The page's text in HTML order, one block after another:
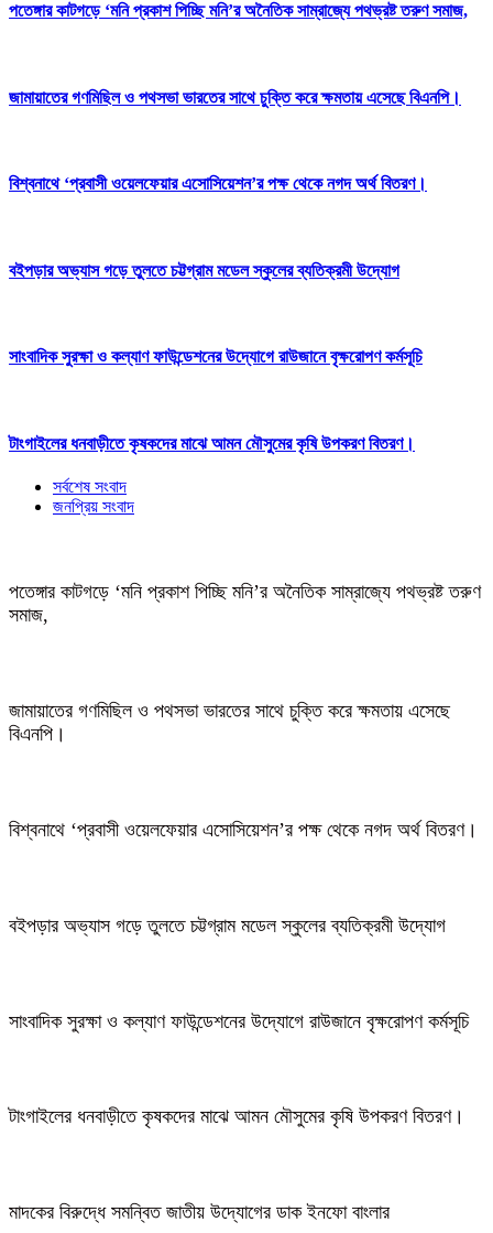
পতেঙ্গার কাটগড়ে ‘মনি প্রকাশ পিচ্ছি মনি’র অনৈতিক সাম্রাজ্যে পথভ্রষ্ট তরুণ সমাজ,
জামায়াতের গণমিছিল ও পথসভা ভারতের সাথে চুক্তি করে ক্ষমতায় এসেছে বিএনপি।
বিশ্বনাথে ‘প্রবাসী ওয়েলফেয়ার এসোসিয়েশন’র পক্ষ থেকে নগদ অর্থ বিতরণ।
বইপড়ার অভ্যাস গড়ে তুলতে চট্টগ্রাম মডেল স্কুলের ব্যতিক্রমী উদ্যোগ
সাংবাদিক সুরক্ষা ও কল্যাণ ফাউন্ডেশনের উদ্যোগে রাউজানে বৃক্ষরোপণ কর্মসূচি
টাংগাইলের ধনবাড়ীতে কৃষকদের মাঝে আমন মৌসুমের কৃষি উপকরণ বিতরণ।
সর্বশেষ সংবাদ
জনপ্রিয় সংবাদ
পতেঙ্গার কাটগড়ে ‘মনি প্রকাশ পিচ্ছি মনি’র অনৈতিক সাম্রাজ্যে পথভ্রষ্ট তরুণ
সমাজ,
জামায়াতের গণমিছিল ও পথসভা ভারতের সাথে চুক্তি করে ক্ষমতায় এসেছে
বিএনপি।
বিশ্বনাথে ‘প্রবাসী ওয়েলফেয়ার এসোসিয়েশন’র পক্ষ থেকে নগদ অর্থ বিতরণ।
বইপড়ার অভ্যাস গড়ে তুলতে চট্টগ্রাম মডেল স্কুলের ব্যতিক্রমী উদ্যোগ
সাংবাদিক সুরক্ষা ও কল্যাণ ফাউন্ডেশনের উদ্যোগে রাউজানে বৃক্ষরোপণ কর্মসূচি
টাংগাইলের ধনবাড়ীতে কৃষকদের মাঝে আমন মৌসুমের কৃষি উপকরণ বিতরণ।
মাদকের বিরুদ্ধে সমন্বিত জাতীয় উদ্যোগের ডাক ইনফো বাংলার